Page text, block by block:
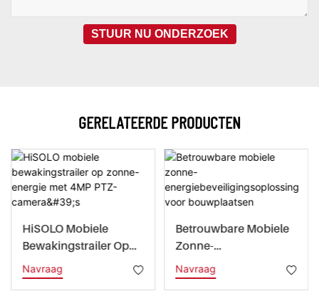
STUUR NU ONDERZOEK
GERELATEERDE PRODUCTEN
HiSOLO Mobiele
Bewakingstrailer Op
Zonne-Energie Met
4MP PTZ-Camera's
Navraag
Betrouwbare Mobiele
Zonne-
Energiebeveiligingsop
Lossing Voor
Navraag